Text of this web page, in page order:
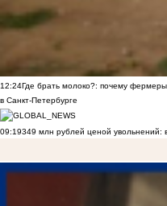
12:24Где брать молоко?: почему
в Санкт-Петербурге
09:19349 млн рублей ценой